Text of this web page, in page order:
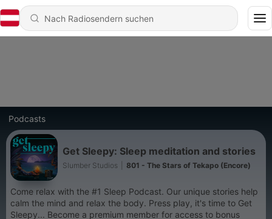
Podcasts
Get Sleepy: Sleep meditation and stories
Slumber Studios 801 - The Stars of Tekapo (Encore)
Come relax with the #1 Sleep Podcast. Our unique stories help
calm the mind and relax the body. Press play, it's time to Get
Sleepy... Become a premium member for access to bonus